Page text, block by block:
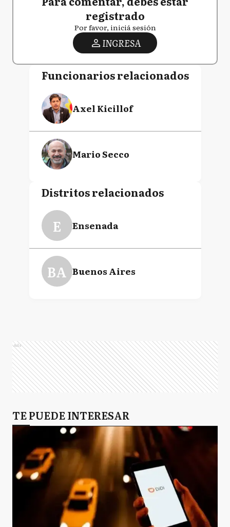
registrado
Por favor, iniciá sesión
INGRESA
Funcionarios relacionados
Axel Kicillof
Mario Secco
Distritos relacionados
E Ensenada
BA Buenos Aires
Ads
TE PUEDE INTERESAR